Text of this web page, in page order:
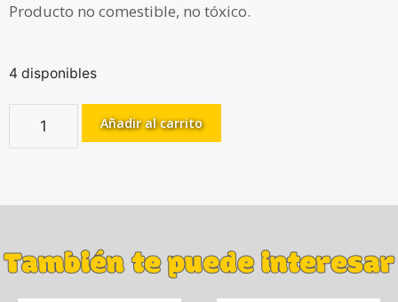
Producto no comestible, no tóxico.
4 disponibles
Añadir al carrito
También te puede interesar